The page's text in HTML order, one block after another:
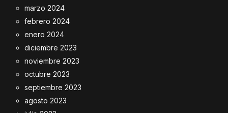
marzo 2024
febrero 2024
enero 2024
diciembre 2023
noviembre 2023
octubre 2023
septiembre 2023
agosto 2023